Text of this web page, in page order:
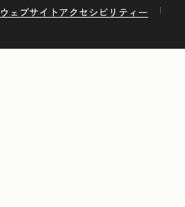
ウェブサイトアクセシビリティー